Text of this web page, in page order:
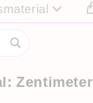
Zentimeter